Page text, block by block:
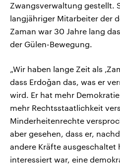
Zwangsverwaltung gestellt.
langjähriger Mitarbeiter der
Zaman war 30 Jahre lang
der Gülen-Bewegung.
„Wir haben lange Zeit als
dass Erdoğan das, was er
wird. Er hat mehr
mehr Rechtsstaatlichkeit
Minderheitenrechte
aber gesehen, dass er,
andere Kräfte ausgeschaltet
interessiert war, eine